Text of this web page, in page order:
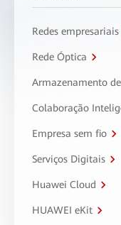
Redes empresariais
Rede Óptica
Armazenamento
Colaboração
Empresa sem fio
Serviços Digitais
Huawei Cloud
HUAWEI eKit